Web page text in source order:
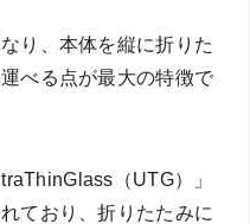
り、本体を縦に折りた
べる点が最大の特徴で
（UTG）」
ており、折りたたみに